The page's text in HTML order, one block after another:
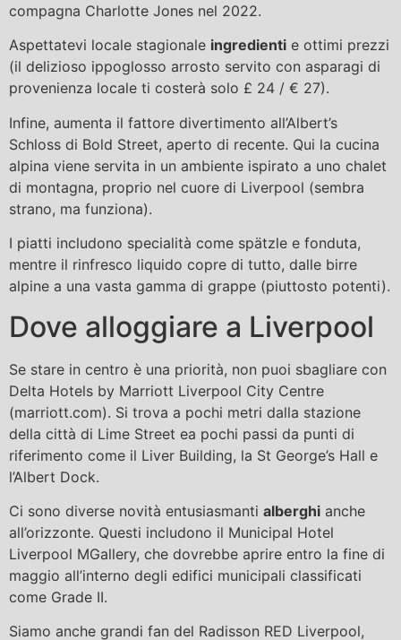
compagna Charlotte Jones nel 2022.
Aspettatevi locale stagionale ingredienti e ottimi prezzi
(il delizioso ippoglosso arrosto servito con asparagi di
provenienza locale ti costerà solo £ 24 / € 27).
Infine, aumenta il fattore divertimento all’Albert’s
Schloss di Bold Street, aperto di recente. Qui la cucina
alpina viene servita in un ambiente ispirato a uno chalet
di montagna, proprio nel cuore di Liverpool (sembra
strano, ma funziona).
I piatti includono specialità come spätzle e fonduta,
mentre il rinfresco liquido copre di tutto, dalle birre
alpine a una vasta gamma di grappe (piuttosto potenti).
Dove alloggiare a Liverpool
Se stare in centro è una priorità, non puoi sbagliare con
Delta Hotels by Marriott Liverpool City Centre
(marriott.com). Si trova a pochi metri dalla stazione
della città di Lime Street ea pochi passi da punti di
riferimento come il Liver Building, la St George’s Hall e
l’Albert Dock.
Ci sono diverse novità entusiasmanti alberghi anche
all’orizzonte. Questi includono il Municipal Hotel
Liverpool MGallery, che dovrebbe aprire entro la fine di
maggio all’interno degli edifici municipali classificati
come Grade II.
Siamo anche grandi fan del Radisson RED Liverpool,